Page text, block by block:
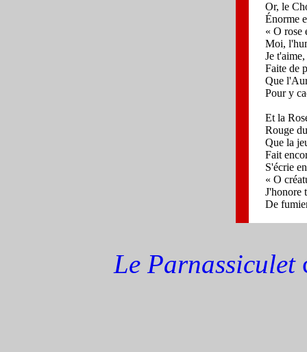
Or, le
Énorme
« O rose
Moi,
Je
Faite de
Que
Pour y
Et la
Rouge
Que la
Fait
S'écrie
« O
J'honore
De
Le Parnassiculet